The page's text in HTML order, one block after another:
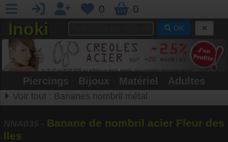
0 0
Inoki OK
Piercings Bijoux Matériel Adultes
Voir tout : Bananes nombril métal
Banane de nombril acier Fleur des
Iles